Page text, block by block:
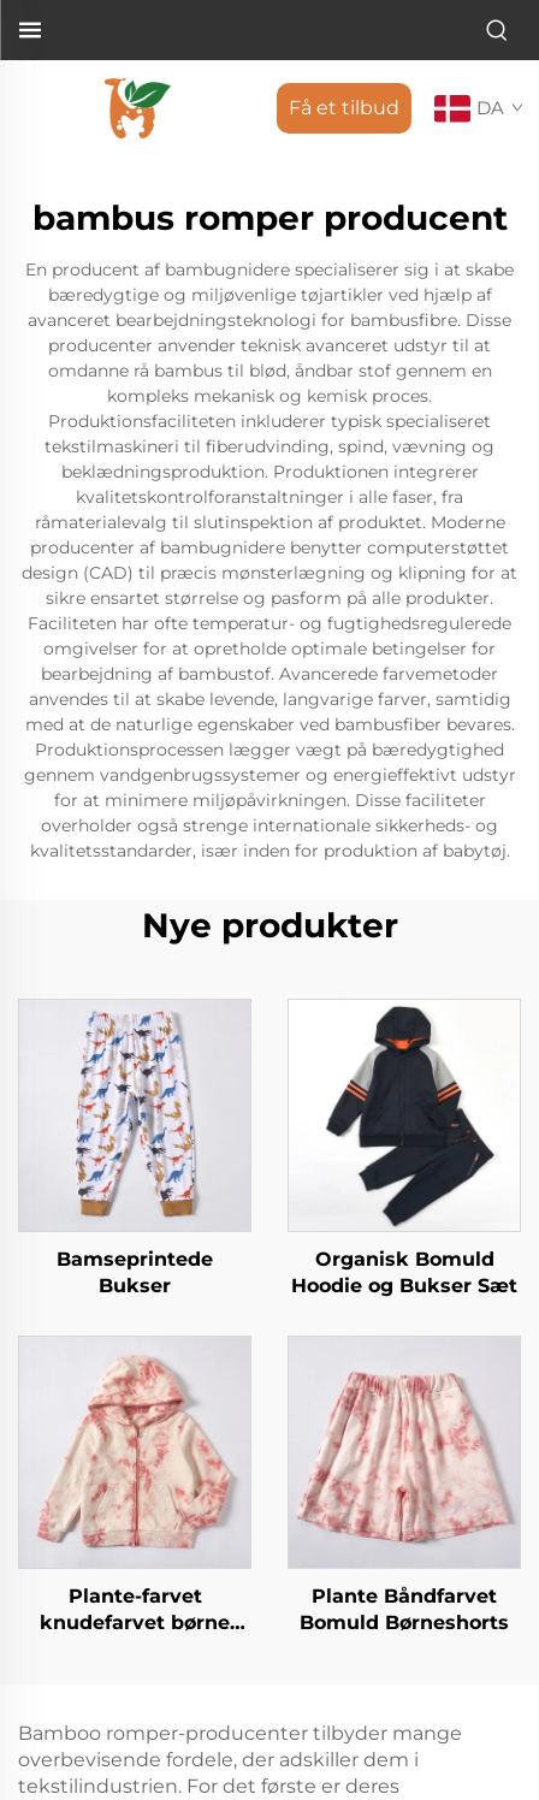
Få et tilbud DA
bambus romper producent
En producent af bambugnidere specialiserer sig i at skabe
bæredygtige og miljøvenlige tøjartikler ved hjælp af
avanceret bearbejdningsteknologi for bambusfibre. Disse
producenter anvender teknisk avanceret udstyr til at
omdanne rå bambus til blød, åndbar stof gennem en
kompleks mekanisk og kemisk proces.
Produktionsfaciliteten inkluderer typisk specialiseret
tekstilmaskineri til fiberudvinding, spind, vævning og
beklædningsproduktion. Produktionen integrerer
kvalitetskontrolforanstaltninger i alle faser, fra
råmaterialevalg til slutinspektion af produktet. Moderne
producenter af bambugnidere benytter computerstøttet
design (CAD) til præcis mønsterlægning og klipning for at
sikre ensartet størrelse og pasform på alle produkter.
Faciliteten har ofte temperatur- og fugtighedsregulerede
omgivelser for at opretholde optimale betingelser for
bearbejdning af bambustof. Avancerede farvemetoder
anvendes til at skabe levende, langvarige farver, samtidig
med at de naturlige egenskaber ved bambusfiber bevares.
Produktionsprocessen lægger vægt på bæredygtighed
gennem vandgenbrugssystemer og energieffektivt udstyr
for at minimere miljøpåvirkningen. Disse faciliteter
overholder også strenge internationale sikkerheds- og
kvalitetsstandarder, især inden for produktion af babytøj.
Nye produkter
Bamseprintede
Bukser
Organisk Bomuld
Hoodie og Bukser Sæt
Plante-farvet
knudefarvet børne
Plante Båndfarvet
Bomuld Børneshorts
Bamboo romper-producenter tilbyder mange
overbevisende fordele, der adskiller dem i
tekstilindustrien. For det første er deres